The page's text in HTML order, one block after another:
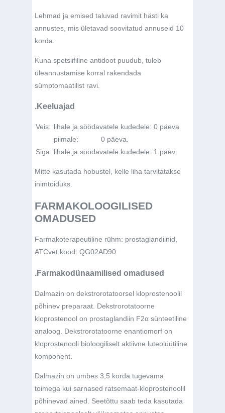
Lehmad ja emised taluvad ravimit hästi ka
annustes, mis ületavad soovitatud annuseid 10
korda.
Kuna spetsiifiline antidoot puudub, tuleb
üleannustamise korral rakendada
sümptomaatilist ravi.
.Keeluajad
Veis: lihale ja söödavatele kudedele: 0 päeva
piimale:
0 päeva.
Siga: lihale ja söödavatele kudedele: 1 päev.
Mitte kasutada hobustel, kelle liha tarvitatakse
inimtoiduks.
FARMAKOLOOGILISED
OMADUSED
Farmakoterapeutiline rühm: prostaglandiinid,
ATCvet kood: QG02AD90
.Farmakodünaamilised omadused
Dalmazin on dekstrorotatoorsel kloprostenoolil
põhinev preparaat. Dekstrorotatoorne
kloprostenool on prostaglandiin F2α sünteetiline
analoog. Dekstrorotatoorne enantiomorf on
kloprostenooli bioloogiliselt aktiivne luteolüütiline
komponent.
Dalmazin on umbes 3,5 korda tugevama
toimega kui sarnased ratsemaat-kloprostenoolil
põhinevad ained. Seetõttu saab teda kasutada